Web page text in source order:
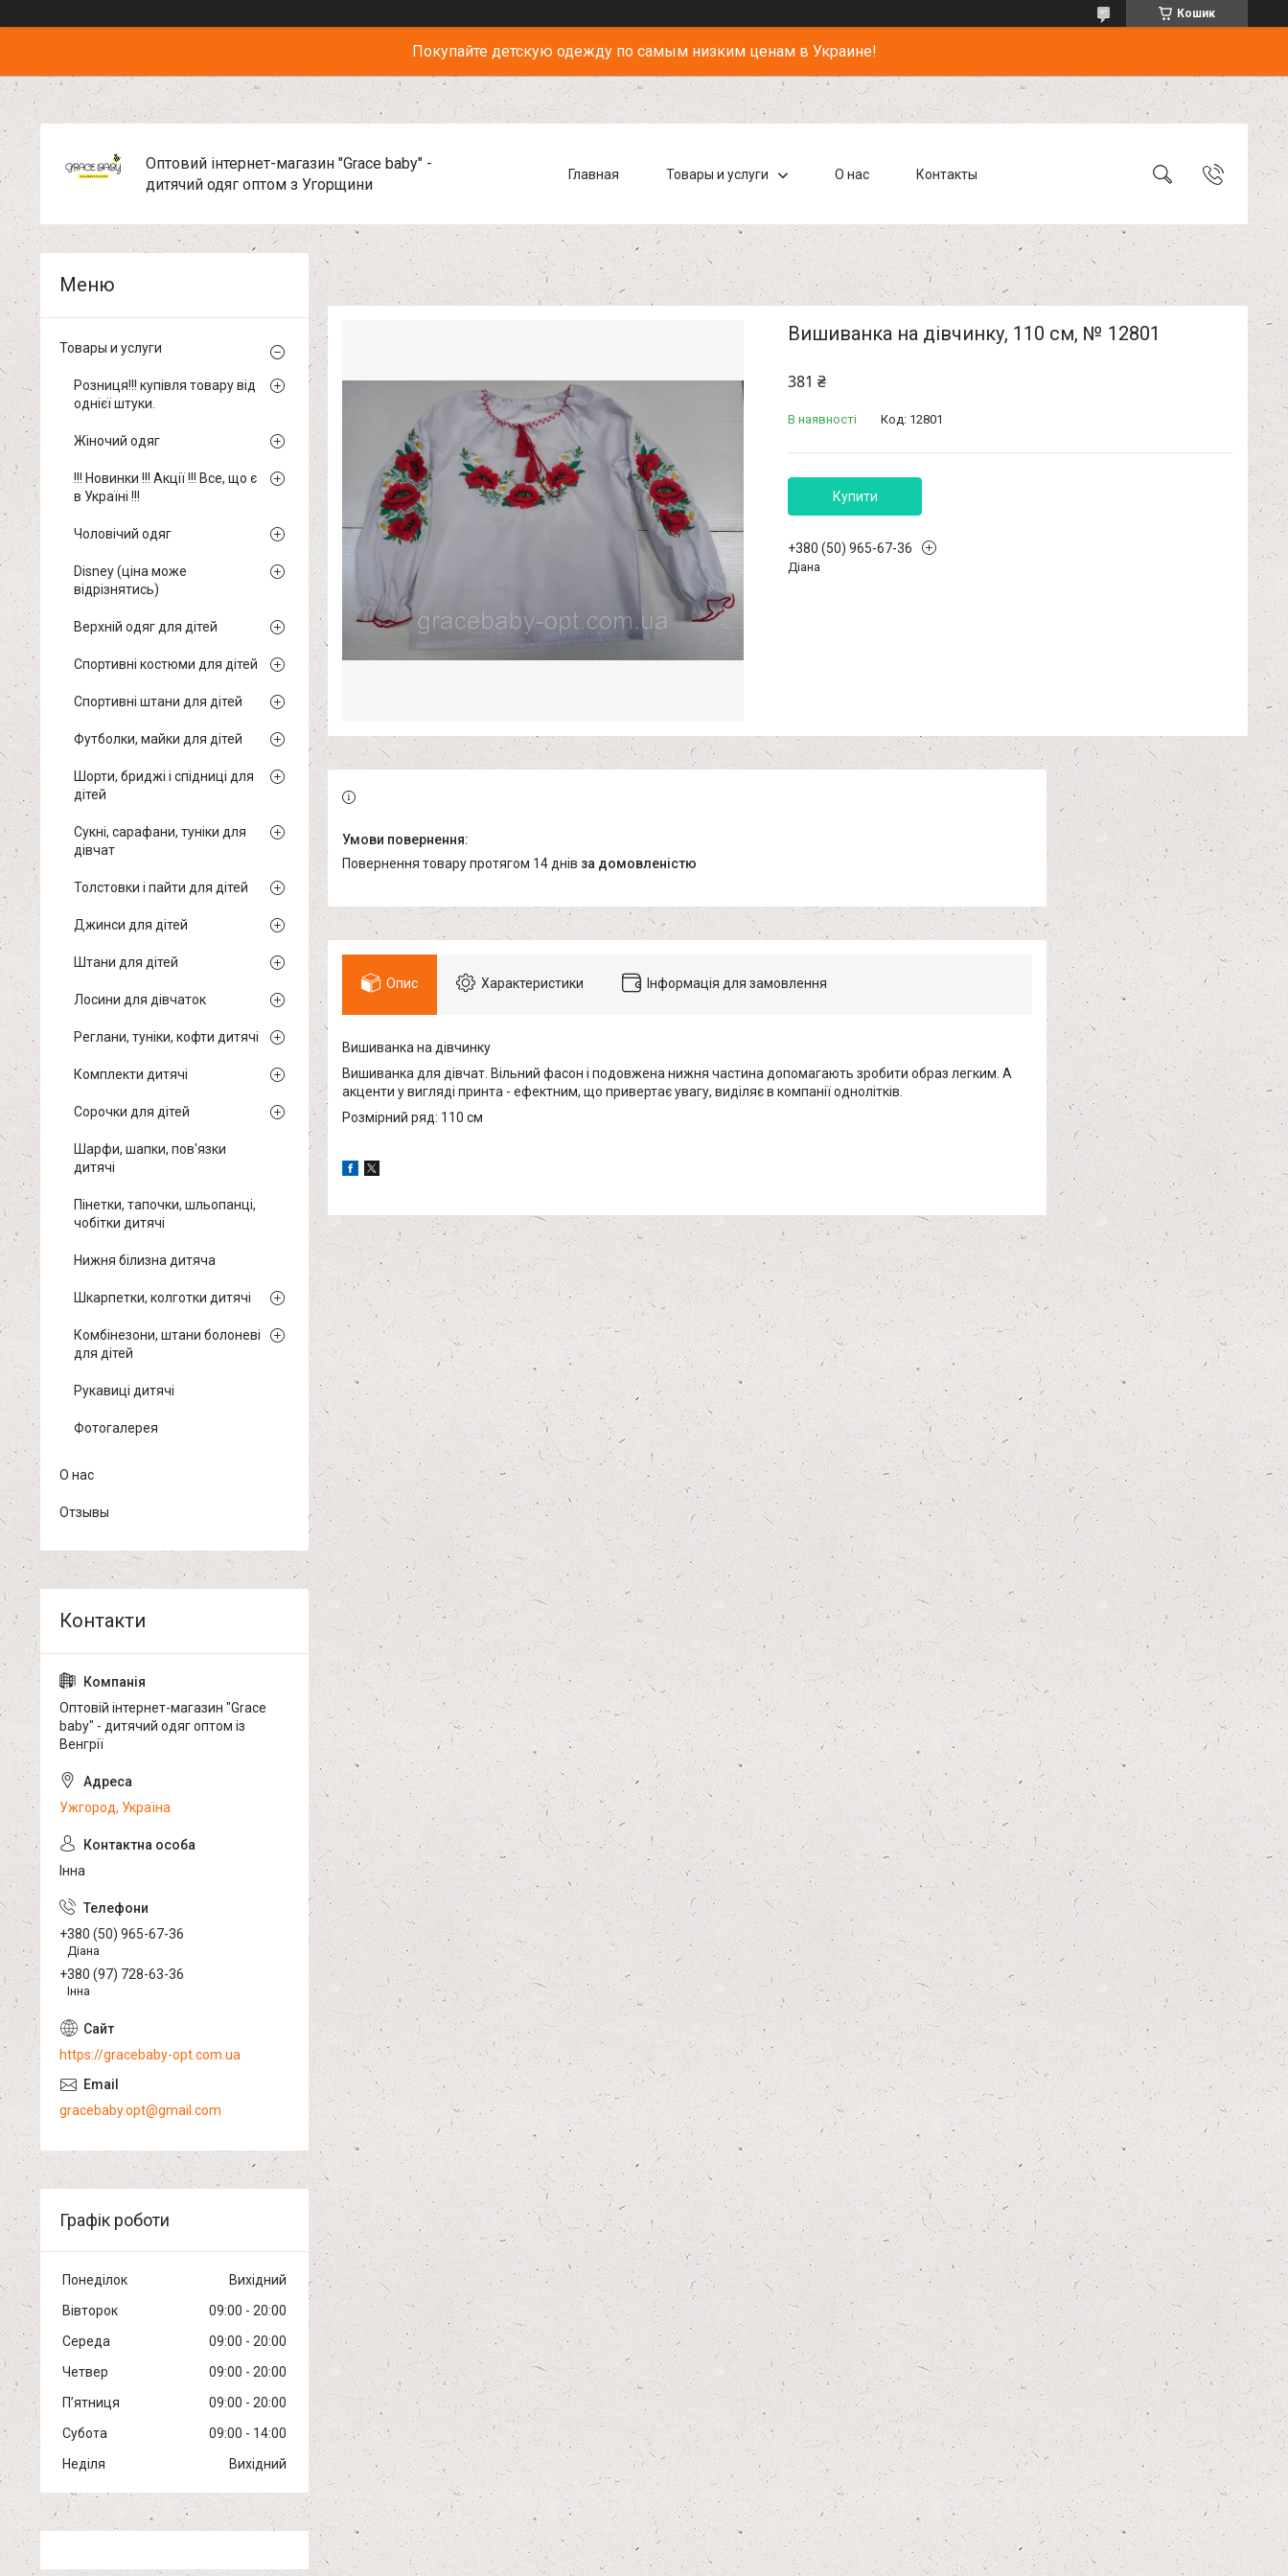
Кошик
Покупайте детскую одежду по самым низким ценам в Украине!
Оптовий інтернет-магазин "Grace baby" -
дитячий одяг оптом з Угорщини
Главная Товары и услуги О нас Контакты
Вишиванка на дівчинку, 110 см, № 12801
381 ₴
В наявності Код: 12801
Купити
+380 (50) 965-67-36
Діана
повернення товару протягом 14 днів за домовленістю
Опис Характеристики Інформація для замовлення
Вишиванка на дівчинку
Вишиванка для дівчат. Вільний фасон і подовжена нижня частина допомагають зробити образ легким. А
акценти у вигляді принта - ефектним, що привертає увагу, виділяє в компанії однолітків.
Розмірний ряд: 110 см
Товары и услуги
Розниця!!! купівля товару від
однієї штуки.
Жіночий одяг
!!! Новинки !!! Акції !!! Все, що є
в Україні !!!
Чоловічий одяг
Disney (ціна може
відрізнятись)
Верхній одяг для дітей
Спортивні костюми для дітей
Спортивні штани для дітей
Футболки, майки для дітей
Шорти, бриджі і спідниці для
дітей
Сукні, сарафани, туніки для
дівчат
Толстовки і пайти для дітей
Джинси для дітей
Штани для дітей
Лосини для дівчаток
Реглани, туніки, кофти дитячі
Комплекти дитячі
Сорочки для дітей
Шарфи, шапки, пов'язки
дитячі
Пінетки, тапочки, шльопанці,
чобітки дитячі
Нижня білизна дитяча
Шкарпетки, колготки дитячі
Комбінезони, штани болоневі
для дітей
Рукавиці дитячі
Фотогалерея
О нас
Отзывы
Оптовій інтернет-магазин "Grace
baby" - дитячий одяг оптом із
Венгрії
Ужгород, Україна
Інна
+380 (50) 965-67-36
Діана
+380 (97) 728-63-36
Інна
https://gracebaby-opt.com.ua
gracebaby.opt@gmail.com
Графік роботи
Понеділок
Вихідний
Вівторок
09:00
20:00
Середа
09:00
20:00
Четвер
09:00
20:00
Пʼятниця
09:00
20:00
Субота
09:00
14:00
Неділя
Вихідний